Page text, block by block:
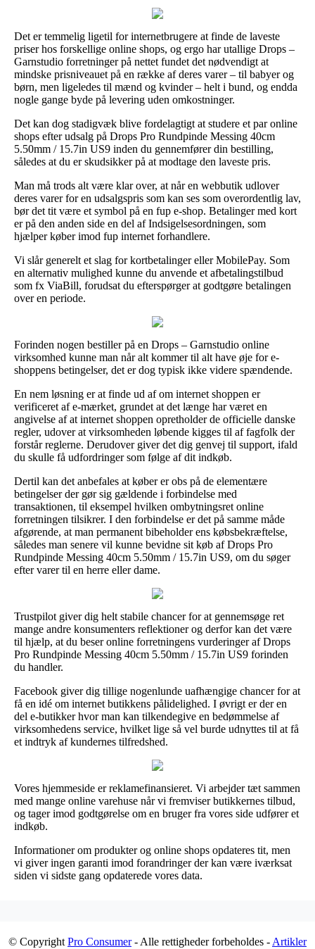
Det er temmelig ligetil for internetbrugere at finde de laveste
priser hos forskellige online shops, og ergo har utallige Drops –
Garnstudio forretninger på nettet fundet det nødvendigt at
mindske prisniveauet på en række af deres varer – til babyer og
børn, men ligeledes til mænd og kvinder – helt i bund, og endda
nogle gange byde på levering uden omkostninger.
Det kan dog stadigvæk blive fordelagtigt at studere et par online
shops efter udsalg på Drops Pro Rundpinde Messing 40cm
5.50mm / 15.7in US9 inden du gennemfører din bestilling,
således at du er skudsikker på at modtage den laveste pris.
Man må trods alt være klar over, at når en webbutik udlover
deres varer for en udsalgspris som kan ses som overordentlig lav,
bør det tit være et symbol på en fup e-shop. Betalinger med kort
er på den anden side en del af Indsigelsesordningen, som
hjælper køber imod fup internet forhandlere.
Vi slår generelt et slag for kortbetalinger eller MobilePay. Som
en alternativ mulighed kunne du anvende et afbetalingstilbud
som fx ViaBill, forudsat du efterspørger at godtgøre betalingen
over en periode.
Forinden nogen bestiller på en Drops – Garnstudio online
virksomhed kunne man når alt kommer til alt have øje for e-
shoppens betingelser, det er dog typisk ikke videre spændende.
En nem løsning er at finde ud af om internet shoppen er
verificeret af e-mærket, grundet at det længe har været en
angivelse af at internet shoppen opretholder de officielle danske
regler, udover at virksomheden løbende kigges til af fagfolk der
forstår reglerne. Derudover giver det dig genvej til support, ifald
du skulle få udfordringer som følge af dit indkøb.
Dertil kan det anbefales at køber er obs på de elementære
betingelser der gør sig gældende i forbindelse med
transaktionen, til eksempel hvilken ombytningsret online
forretningen tilsikrer. I den forbindelse er det på samme måde
afgørende, at man permanent bibeholder ens købsbekræftelse,
således man senere vil kunne bevidne sit køb af Drops Pro
Rundpinde Messing 40cm 5.50mm / 15.7in US9, om du søger
efter varer til en herre eller dame.
Trustpilot giver dig helt stabile chancer for at gennemsøge ret
mange andre konsumenters reflektioner og derfor kan det være
til hjælp, at du beser online forretningens vurderinger af Drops
Pro Rundpinde Messing 40cm 5.50mm / 15.7in US9 forinden
du handler.
Facebook giver dig tillige nogenlunde uafhængige chancer for at
få en idé om internet butikkens pålidelighed. I øvrigt er der en
del e-butikker hvor man kan tilkendegive en bedømmelse af
virksomhedens service, hvilket lige så vel burde udnyttes til at få
et indtryk af kundernes tilfredshed.
Vores hjemmeside er reklamefinansieret. Vi arbejder tæt sammen
med mange online varehuse når vi fremviser butikkernes tilbud,
og tager imod godtgørelse om en bruger fra vores side udfører et
indkøb.
Informationer om produkter og online shops opdateres tit, men
vi giver ingen garanti imod forandringer der kan være iværksat
siden vi sidste gang opdaterede vores data.
© Copyright Pro Consumer- Alle rettigheder forbeholdes - Artikler